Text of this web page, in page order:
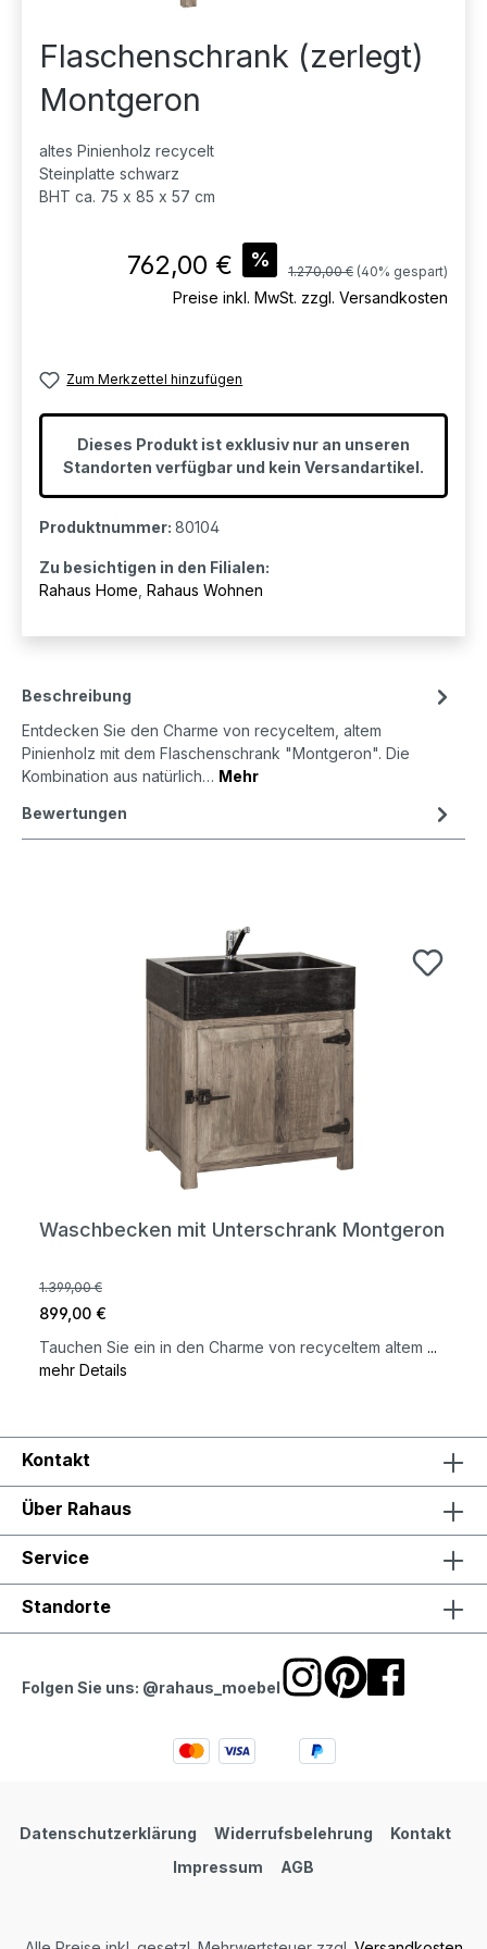
Flaschenschrank (zerlegt)
Montgeron
altes Pinienholz recycelt
Steinplatte schwarz
BHT ca. 75 x 85 x 57 cm
Verkaufspreis:
762,00 € % Regulärer Preis:
1.270,00 € (40% gespart)
Preise inkl. MwSt. zzgl. Versandkosten
Zum Merkzettel hinzufügen
Dieses Produkt ist exklusiv nur an unseren
Standorten verfügbar und kein Versandartikel.
Produktnummer: 80104
Zu besichtigen in den Filialen:
Rahaus Home Rahaus Wohnen
Beschreibung
Entdecken Sie den Charme von recyceltem, altem
Pinienholz mit dem Flaschenschrank "Montgeron". Die
Kombination aus natürlich… Mehr
Bewertungen
Waschbecken mit Unterschrank Montgeron
1.399,00 €
899,00 €
Tauchen Sie ein in den Charme von recyceltem altem ...
mehr Details
Kontakt
Über Rahaus
Service
Standorte
Folgen Sie uns: @rahaus_moebel
Datenschutzerklärung Widerrufsbelehrung
Kontakt
Impressum
AGB